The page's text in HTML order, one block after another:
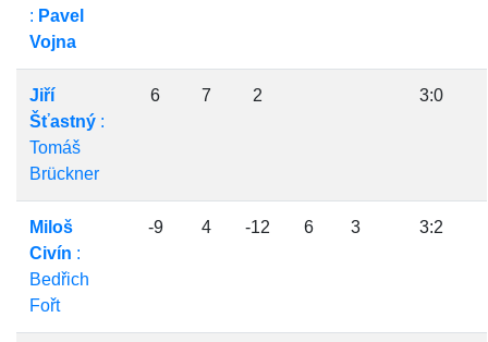
: Pavel
Vojna
Jiří
Šťastný :
Tomáš
Brückner
6 7 2 3:0
Miloš
Civín :
Bedřich
Fořt
-9 4 -12 6 3 3:2